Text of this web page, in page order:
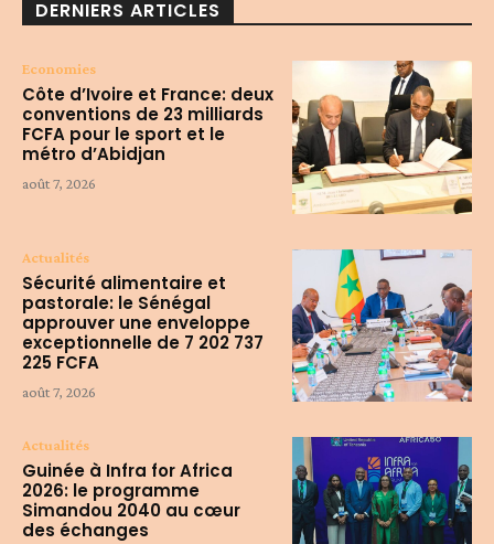
DERNIERS ARTICLES
Economies
Côte d’Ivoire et France: deux
conventions de 23 milliards
FCFA pour le sport et le
métro d’Abidjan
août 7, 2026
Actualités
Sécurité alimentaire et
pastorale: le Sénégal
approuver une enveloppe
exceptionnelle de 7 202 737
225 FCFA
août 7, 2026
Actualités
Guinée à Infra for Africa
2026: le programme
Simandou 2040 au cœur
des échanges